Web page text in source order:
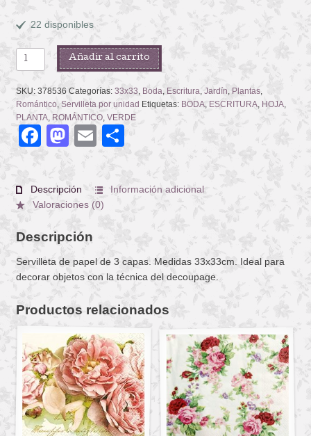
22 disponibles
ROMANTIC
MARRIAGE
cantidad
Añadir al carrito
SKU: 378536 Categorías: 33x33 Boda Escritura Jardín Plantas,
Romántico, Servilleta por unidad Etiquetas: BODA, ESCRITURA, HOJA,
PLANTA, ROMÁNTICO, VERDE
Facebook
Mastodon
EmailCompartir
Descripción
Información adicional
Valoraciones (0)
Descripción
Servilleta de papel de 3 capas. Medidas 33x33cm. Ideal para
decorar objetos con la técnica del decoupage.
Productos relacionados